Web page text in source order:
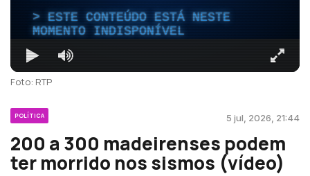
ESTE CONTEÚDO ESTÁ NESTE
MOMENTO INDISPONÍVEL
Foto: RTP
POLÍTICA 5 jul, 2026, 21:44
200 a 300 madeirenses podem
ter morrido nos sismos (vídeo)